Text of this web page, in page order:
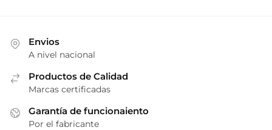
Envios
A nivel nacional
Productos de Calidad
Marcas certificadas
Garantía de funcionaiento
Por el fabricante